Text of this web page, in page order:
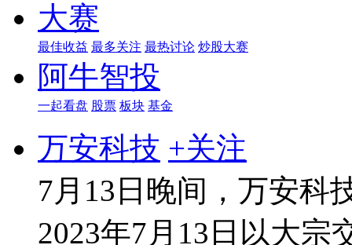
大赛
最佳收益 最多关注 最热讨论 炒股大赛
阿牛智投
一起看盘 股票 板块 基金
万安科技 +关注
7月13日晚间，万安科
2023年7月13日以大宗